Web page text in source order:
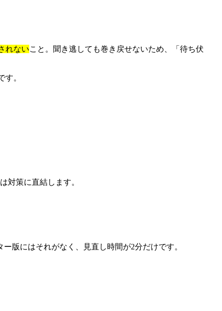
れないこと。聞き逃しても巻き戻せないため、「待ち伏
す。
対策に直結します。
版にはそれがなく、見直し時間が2分だけです。